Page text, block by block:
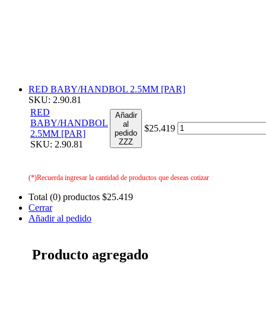
RED BABY/HANDBOL 2.5MM [PAR]
SKU: 2.90.81
RED
BABY/HANDBOL
2.5MM [PAR]
SKU: 2.90.81
Añadir
al
pedido
ZZZ
$25.419
(*)Recuerda ingresar la cantidad de productos que deseas cotizar
Total (0) productos $25.419
Cerrar
Añadir al pedido
Producto agregado